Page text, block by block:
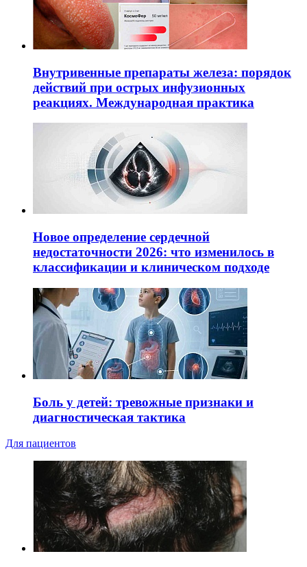
Внутривенные препараты железа: порядок
действий при острых инфузионных
реакциях. Международная практика
Новое определение сердечной
недостаточности 2026: что изменилось в
классификации и клиническом подходе
Боль у детей: тревожные признаки и
диагностическая тактика
Для пациентов